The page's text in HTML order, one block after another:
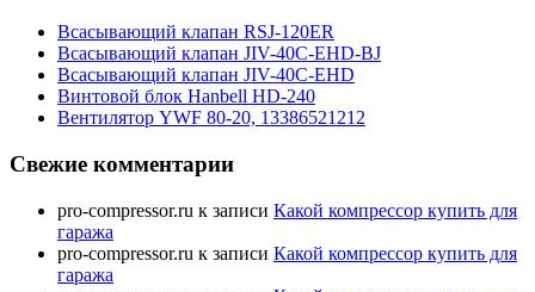
Всасывающий клапан RSJ-120ER
Всасывающий клапан JIV-40C-EHD-BJ
Всасывающий клапан JIV-40C-EHD
Винтовой блок Hanbell HD-240
Вентилятор YWF 80-20, 13386521212
Свежие комментарии
pro-compressor.ru к записи Какой компрессор купить для
гаража
pro-compressor.ru к записи Какой компрессор купить для
гаража